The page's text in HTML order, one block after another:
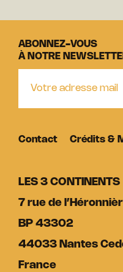
LES 3 CONTINENTS
7 rue de
BP 43302
44033 Nantes
France
ABONNEZ-VOUS
À NOTRE
Contact Crédits &